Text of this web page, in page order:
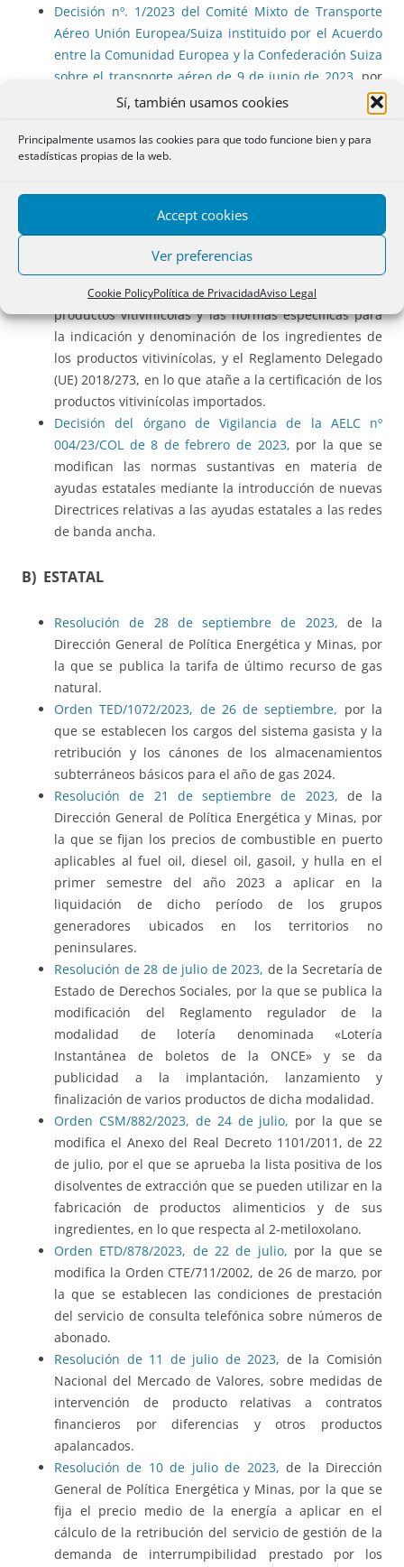
Sí, también usamos cookies
Principalmente usamos las cookies para que todo funcione bien y para
estadísticas propias de la web.
Accept cookies
Ver preferencias
Cookie PolicyPolítica de PrivacidadAviso Legal
Decisión nº. 1/2023 del Comité Mixto de Transporte
Aéreo Unión Europea/Suiza instituido por el Acuerdo
entre la Comunidad Europea y la Confederación Suiza
sobre el transporte aéreo de 9 de junio de 2023, por
la que se sustituye el anexo del Acuerdo entre la
Comunidad Europea y la Confederación Suiza sobre
el transporte aéreo [2023/1459].
Reglamento Delegado (UE) 2023/1606 de la Comisión
Reglamento Delegado (UE) 2019/33, en lo que atañe a
determinadas disposiciones relativas a las
denominaciones de origen protegidas y las
indicaciones geográficas protegidas del vino y a la
presentación de las indicaciones obligatorias para los
productos vitivinícolas y las normas específicas para
la indicación y denominación de los ingredientes de
los productos vitivinícolas, y el Reglamento Delegado
(UE) 2018/273, en lo que atañe a la certificación de los
productos vitivinícolas importados.
Decisión del órgano de Vigilancia de la AELC nº
004/23/COL de 8 de febrero de 2023, por la que se
modifican las normas sustantivas en materia de
ayudas estatales mediante la introducción de nuevas
Directrices relativas a las ayudas estatales a las redes
de banda ancha.
B) ESTATAL
Resolución de 28 de septiembre de 2023, de la
Dirección General de Política Energética y Minas, por
la que se publica la tarifa de último recurso de gas
natural.
Orden TED/1072/2023, de 26 de septiembre, por la
que se establecen los cargos del sistema gasista y la
retribución y los cánones de los almacenamientos
subterráneos básicos para el año de gas 2024.
Resolución de 21 de septiembre de 2023, de la
Dirección General de Política Energética y Minas, por
la que se fijan los precios de combustible en puerto
aplicables al fuel oil, diesel oil, gasoil, y hulla en el
primer semestre del año 2023 a aplicar en la
liquidación de dicho período de los grupos
generadores ubicados en los territorios no
peninsulares.
Resolución de 28 de julio de 2023, de la Secretaría de
Estado de Derechos Sociales, por la que se publica la
modificación del Reglamento regulador de la
modalidad de lotería denominada «Lotería
Instantánea de boletos de la ONCE» y se da
publicidad a la implantación, lanzamiento y
finalización de varios productos de dicha modalidad.
Orden CSM/882/2023, de 24 de julio, por la que se
modifica el Anexo del Real Decreto 1101/2011, de 22
de julio, por el que se aprueba la lista positiva de los
disolventes de extracción que se pueden utilizar en la
fabricación de productos alimenticios y de sus
ingredientes, en lo que respecta al 2-metiloxolano.
Orden ETD/878/2023, de 22 de julio, por la que se
modifica la Orden CTE/711/2002, de 26 de marzo, por
la que se establecen las condiciones de prestación
del servicio de consulta telefónica sobre números de
abonado.
Resolución de 11 de julio de 2023, de la Comisión
Nacional del Mercado de Valores, sobre medidas de
intervención de producto relativas a contratos
financieros por diferencias y otros productos
apalancados.
Resolución de 10 de julio de 2023, de la Dirección
General de Política Energética y Minas, por la que se
fija el precio medio de la energía a aplicar en el
cálculo de la retribución del servicio de gestión de la
demanda de interrumpibilidad prestado por los